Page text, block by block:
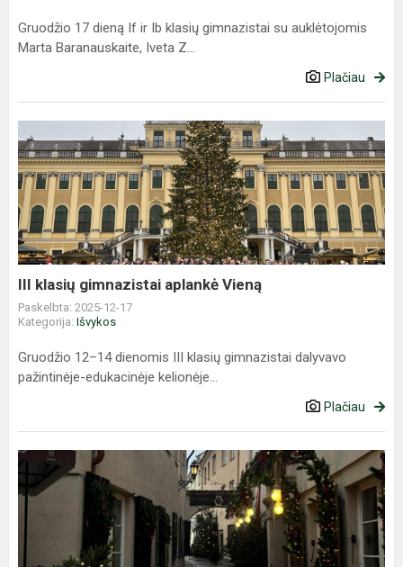
Gruodžio 17 dieną If ir Ib klasių gimnazistai su auklėtojomis
Marta Baranauskaite, Iveta Z...
Plačiau
klasių
gimnazistai
aplankė
Vieną
III klasių gimnazistai aplankė Vieną
Paskelbta: 2025-12-17
Kategorija: Išvykos
Gruodžio 12–14 dienomis III klasių gimnazistai dalyvavo
pažintinėje-edukacinėje kelionėje...
Plačiau
Aktyviausiems
gimnazistams
išvyka